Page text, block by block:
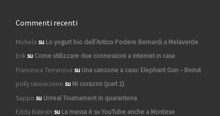
Commenti recenti
Michela su Lo yogurt bio dell’Antico Podere Bernardi a Melaverde
Eriksu Come utilizzare due connessioni a internet in casa
Francesca Terranova su Una canzone a caso: Elephant Gun – Beirut
polly iannaccone su Mi corazon (part 2)
Sappo su Unreal Tournament in quarantena
Edda Balestri su La messa è su YouTube anche a Montese